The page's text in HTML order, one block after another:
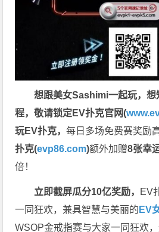
想跟美女Sashimi一起玩，想
程，敬请锁定EV扑克官网(
玩EV扑克，每日多场免费赛奖励
扑克(evp86.com)额外加赠8张幸
倍！
立即截屏瓜分10亿奖励， EV
一同狂欢，兼具智慧与美丽的 EV
WSOP金戒指赛与大家一同狂欢